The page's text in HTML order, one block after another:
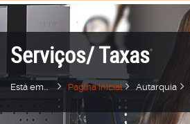
Serviços/ Taxas
Está em... Pagina Inicial Autarquia